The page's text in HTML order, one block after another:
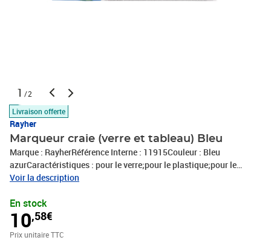
1 /2
Livraison offerte
Rayher
Marqueur craie (verre et tableau) Bleu
Marque : RayherRéférence Interne : 11915Couleur : Bleu
azurCaractéristiques : pour le verre;pour le plastique;pour le
métal;pour tableau noirConditionnement : 1 marqueurFabriqué en
Voir la description
En stock
10,58€
Prix unitaire TTC